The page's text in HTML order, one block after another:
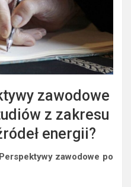
zawodowe
z zakresu
energii?
zawodowe po